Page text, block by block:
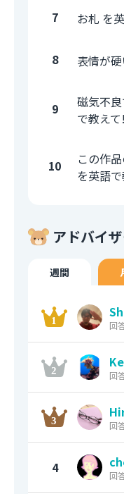
7 お札 を
8 表情が
9
磁気不
で教えて!
10
この作
を英語
アドバイ
週間
回
回
回
4 回